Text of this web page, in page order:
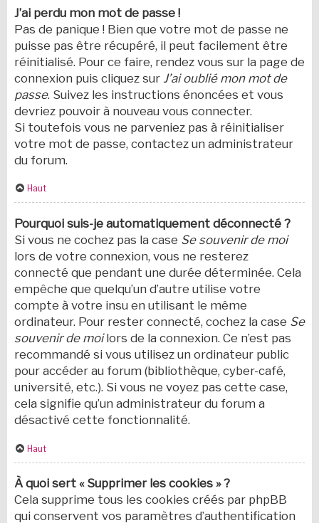
J’ai perdu mon mot de passe !
Pas de panique ! Bien que votre mot de passe ne
puisse pas être récupéré, il peut facilement être
réinitialisé. Pour ce faire, rendez vous sur la page de
connexion puis cliquez sur J’ai oublié mon mot de
passe. Suivez les instructions énoncées et vous
devriez pouvoir à nouveau vous connecter.
Si toutefois vous ne parveniez pas à réinitialiser
votre mot de passe, contactez un administrateur
du forum.
Haut
Pourquoi suis-je automatiquement déconnecté ?
Si vous ne cochez pas la case Se souvenir de moi
lors de votre connexion, vous ne resterez
connecté que pendant une durée déterminée. Cela
empêche que quelqu’un d’autre utilise votre
compte à votre insu en utilisant le même
ordinateur. Pour rester connecté, cochez la case Se
souvenir de moilors de la connexion. Ce n’est pas
recommandé si vous utilisez un ordinateur public
pour accéder au forum (bibliothèque, cyber-café,
université, etc.). Si vous ne voyez pas cette case,
cela signifie qu’un administrateur du forum a
désactivé cette fonctionnalité.
Haut
À quoi sert « Supprimer les cookies » ?
Cela supprime tous les cookies créés par phpBB
qui conservent vos paramètres d’authentification